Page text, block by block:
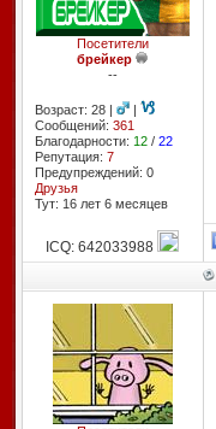
Посетители
брейкер
--
Возраст: 28 |
|
Сообщений: 361
Благодарности: 12/ 22
Репутация: 7
Предупреждений: 0
Друзья
Тут: 16 лет 6 месяцев
ICQ: 642033988